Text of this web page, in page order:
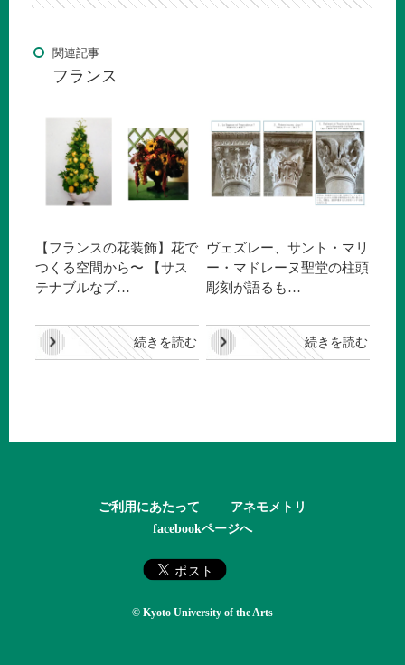
関連記事
フランス
【フランスの花装飾】花で
つくる空間から〜 【サス
テナブルなブ…
続きを読む
ヴェズレー、サント・マリ
ー・マドレーヌ聖堂の柱頭
彫刻が語るも…
続きを読む
ご利用にあたって
アネモメトリ
facebookページへ
© Kyoto University of the Arts